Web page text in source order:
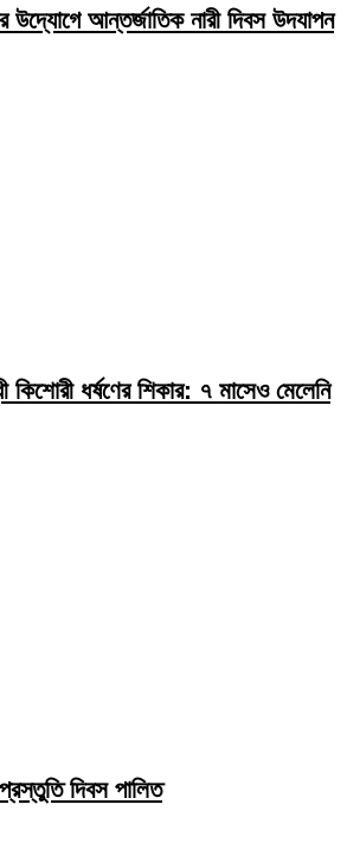
উদ্যোগে আন্তর্জাতিক নারী দিবস উদযাপন
কিশোরী ধর্ষণের শিকার: ৭ মাসেও মেলেনি
দিবস পালিত